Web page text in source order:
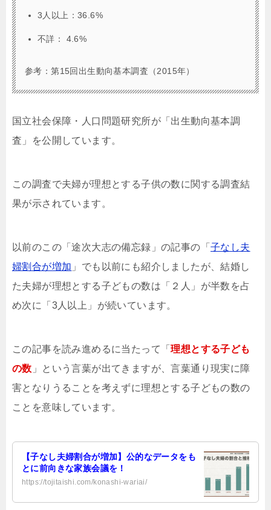
3人以上：36.6%
不詳： 4.6%
参考：第15回出生動向基本調査（2015年）
国立社会保障・人口問題研究所が「出生動向基本調
査」を公開しています。
この調査で夫婦が理想とする子供の数に関する調査結
果が示されています。
以前のこの「途次大志の備忘録」の記事の「 子なし夫
婦割合が増加 」でも以前にも紹介しましたが、結婚し
た夫婦が理想とする子どもの数は「２人」が半数を占
め次に「3人以上」が続いています。
この記事を読み進めるに当たって「理想とする子ども
の数 」という言葉が出てきますが、言葉通り現実に障
害となりうることを考えずに理想とする子どもの数の
ことを意味しています。
【子なし夫婦割合が増加】公的なデータをも
とに前向きな家族会議を！
https://tojitaishi.com/konashi-wariai/